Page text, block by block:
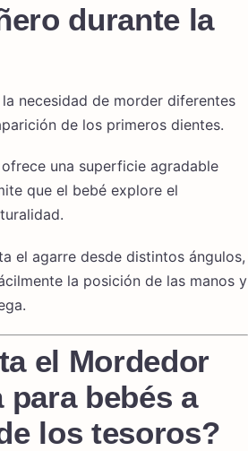
durante la
necesidad de morder diferentes
de los primeros dientes.
una superficie agradable
que el bebé explore el
el agarre desde distintos ángulos,
la posición de las manos y
el Mordedor
bebés a
los tesoros?